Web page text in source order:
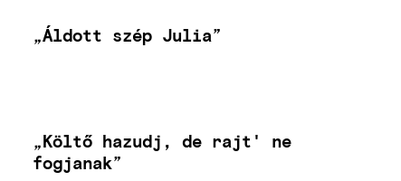
„Áldott szép Julia”
„Költő hazudj, de rajt' ne
fogjanak”